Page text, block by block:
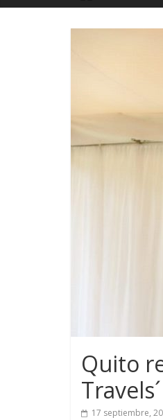
Quito
Travels´
17 septiembre,